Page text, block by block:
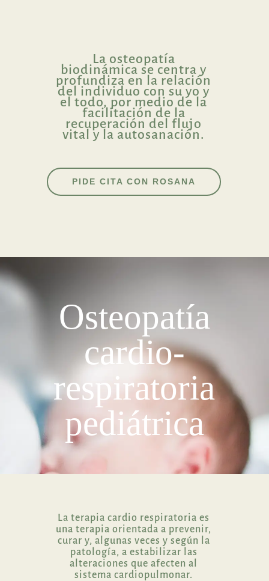
La osteopatía
biodinámica se centra y
profundiza en la relación
del individuo con su yo y
el todo, por medio de la
facilitación de la
recuperación del flujo
vital y la autosanación.
PIDE CITA CON ROSANA
Osteopatía
cardio-
respiratoria
pediátrica
La terapia cardio respiratoria es
una terapia orientada a prevenir,
curar y, algunas veces y según la
patología, a estabilizar las
alteraciones que afecten al
sistema cardiopulmonar.